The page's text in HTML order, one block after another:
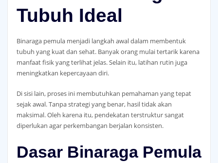
Tubuh Ideal
Binaraga pemula menjadi langkah awal dalam membentuk
tubuh yang kuat dan sehat. Banyak orang mulai tertarik karena
manfaat fisik yang terlihat jelas. Selain itu, latihan rutin juga
meningkatkan kepercayaan diri.
Di sisi lain, proses ini membutuhkan pemahaman yang tepat
sejak awal. Tanpa strategi yang benar, hasil tidak akan
maksimal. Oleh karena itu, pendekatan terstruktur sangat
diperlukan agar perkembangan berjalan konsisten.
Dasar Binaraga Pemula